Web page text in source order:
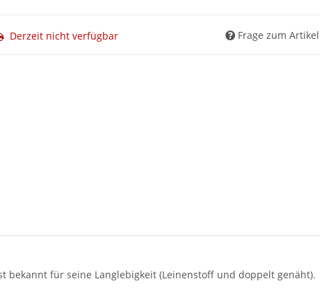
Derzeit nicht verfügbar Frage zum Artikel
bekannt für seine Langlebigkeit (Leinenstoff und doppelt genäht).